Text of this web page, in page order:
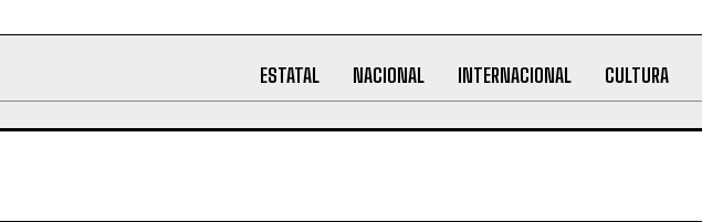
ESTATAL NACIONAL INTERNACIONAL CULTURA